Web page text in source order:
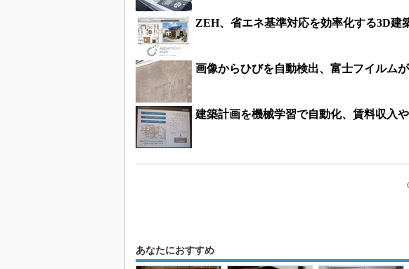
ZEH、省エネ基準対応を効率化する3D建
画像からひびを自動検出、富士フイルム
建築計画を機械学習で自動化、賃料収入
あなたにおすすめ